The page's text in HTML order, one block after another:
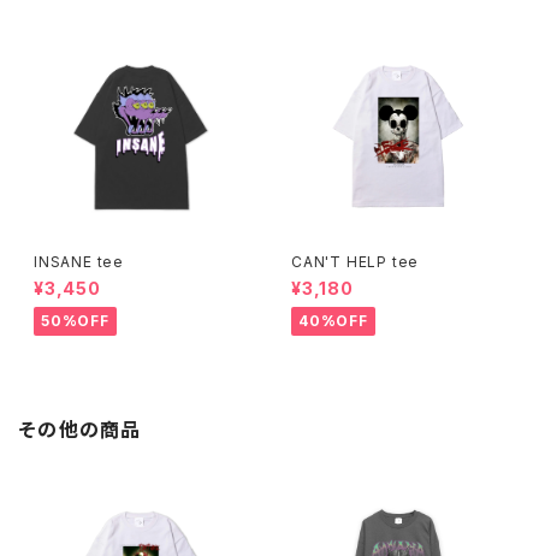
INSANE tee
¥3,450
50%OFF
CAN'T HELP tee
¥3,180
40%OFF
その他の商品